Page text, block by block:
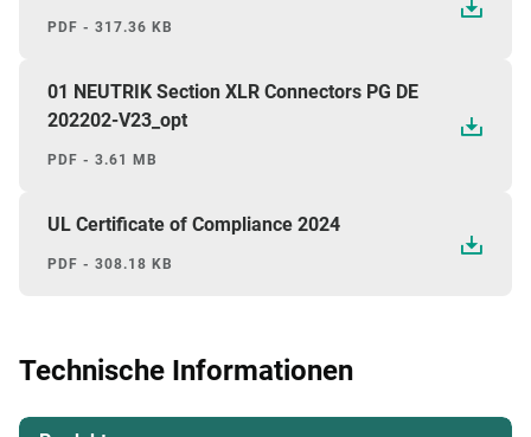
PDF - 317.36 KB
01 NEUTRIK Section XLR Connectors PG DE
202202-V23_opt
PDF - 3.61 MB
UL Certificate of Compliance 2024
PDF - 308.18 KB
Technische Informationen